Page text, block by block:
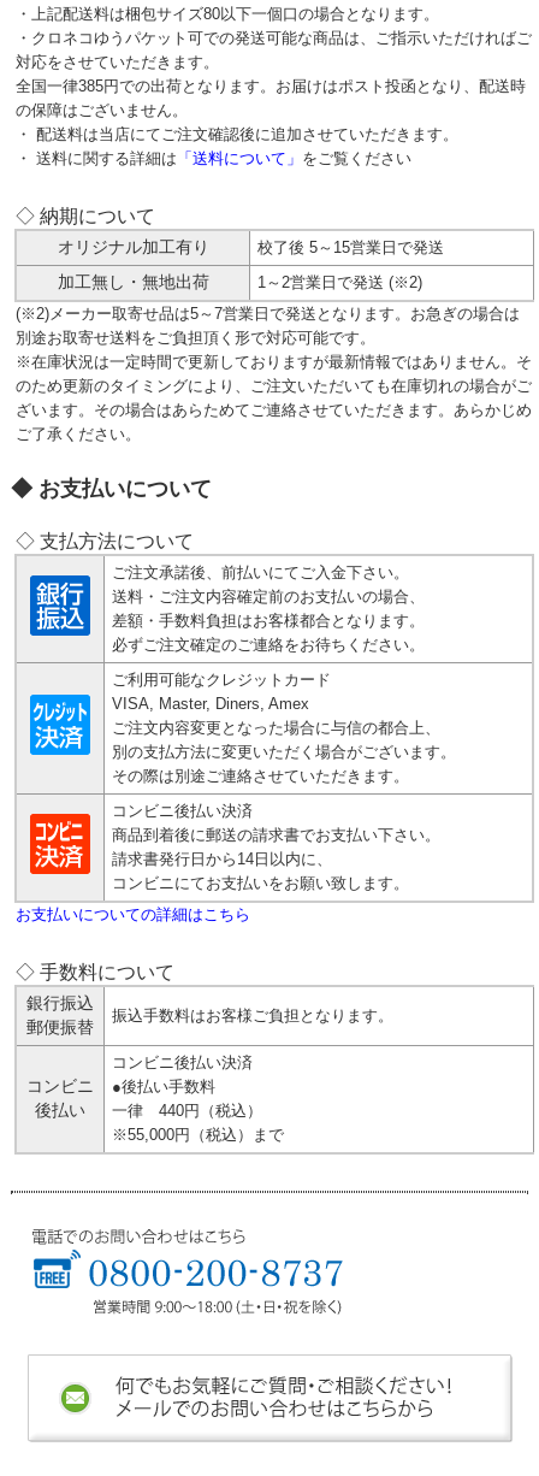
・上記配送料は梱包サイズ80以下一個口の場合となります。
・クロネコゆうパケット可での発送可能な商品は、ご指示いただければご
対応をさせていただきます。
全国一律385円での出荷となります。お届けはポスト投函となり、配送時
の保障はございません。
・ 配送料は当店にてご注文確認後に追加させていただきます。
・ 送料に関する詳細は 「送料について」 をご覧ください
◇ 納期について
オリジナル加工有り
校了後 5～15営業日で発送
加工無し・無地出荷
1～2営業日で発送 (※2)
(※2)メーカー取寄せ品は5～7営業日で発送となります。お急ぎの場合は
別途お取寄せ送料をご負担頂く形で対応可能です。
※在庫状況は一定時間で更新しておりますが最新情報ではありません。そ
のため更新のタイミングにより、ご注文いただいても在庫切れの場合がご
ざいます。その場合はあらためてご連絡させていただきます。あらかじめ
ご了承ください。
お支払いについて
◇ 支払方法について
ご注文承諾後、前払いにてご入金下さい。
送料・ご注文内容確定前のお支払いの場合、
差額・手数料負担はお客様都合となります。
必ずご注文確定のご連絡をお待ちください。
ご利用可能なクレジットカード
VISA, Master, Diners, Amex
ご注文内容変更となった場合に与信の都合上、
別の支払方法に変更いただく場合がございます。
その際は別途ご連絡させていただきます。
コンビニ後払い決済
商品到着後に郵送の請求書でお支払い下さい。
請求書発行日から14日以内に、
コンビニにてお支払いをお願い致します。
お支払いについての詳細はこちら
◇ 手数料について
銀行振込
郵便振替
振込手数料はお客様ご負担となります。
コンビニ
後払い
コンビニ後払い決済
●後払い手数料
一律 440円（税込）
※55,000円（税込）まで